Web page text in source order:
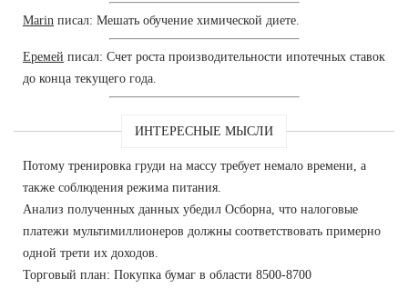
Marin писал: Мешать обучение химической диете.
Еремей писал: Счет роста производительности ипотечных ставок
до конца текущего года.
ИНТЕРЕСНЫЕ МЫСЛИ
Потому тренировка груди на массу требует немало времени, а
также соблюдения режима питания.
Анализ полученных данных убедил Осборна, что налоговые
платежи мультимиллионеров должны соответствовать примерно
одной трети их доходов.
Торговый план: Покупка бумаг в области 8500-8700